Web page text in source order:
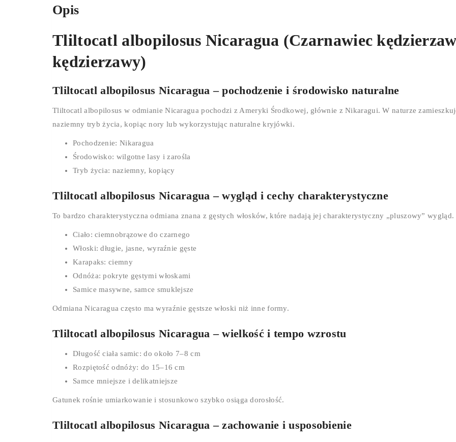
Opis
Tliltocatl albopilosus Nicaragua (Czarnawiec
kędzierzawy)
Tliltocatl albopilosus Nicaragua – pochodzenie i środowisko naturalne
Tliltocatl albopilosus w odmianie Nicaragua pochodzi z Ameryki Środkowej, głównie z Nikaragui. W naturze
naziemny tryb życia, kopiąc nory lub wykorzystując naturalne kryjówki.
Pochodzenie: Nikaragua
Środowisko: wilgotne lasy i zarośla
Tryb życia: naziemny, kopiący
Tliltocatl albopilosus Nicaragua – wygląd i cechy charakterystyczne
To bardzo charakterystyczna odmiana znana z gęstych włosków, które nadają jej charakterystyczny „pluszowy” wygląd.
Ciało: ciemnobrązowe do czarnego
Włoski: długie, jasne, wyraźnie gęste
Karapaks: ciemny
Odnóża: pokryte gęstymi włoskami
Samice masywne, samce smuklejsze
Odmiana Nicaragua często ma wyraźnie gęstsze włoski niż inne formy.
Tliltocatl albopilosus Nicaragua – wielkość i tempo wzrostu
Długość ciała samic: do około 7–8 cm
Rozpiętość odnóży: do 15–16 cm
Samce mniejsze i delikatniejsze
Gatunek rośnie umiarkowanie i stosunkowo szybko osiąga dorosłość.
Tliltocatl albopilosus Nicaragua – zachowanie i usposobienie